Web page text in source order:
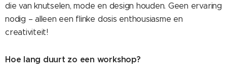
die van knutselen, mode en design houden. Geen ervaring
nodig – alleen een flinke dosis enthousiasme en
creativiteit!
Hoe lang duurt zo een workshop?